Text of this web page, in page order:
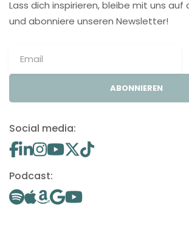
Lass dich inspirieren, bleibe mit uns auf
und abonniere unseren Newsletter!
ABONNIEREN
Social media:
Podcast: